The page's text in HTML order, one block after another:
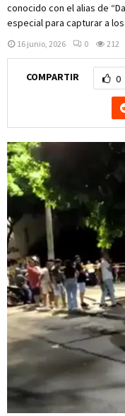
conocido con el alias de
especial para capturar a
16 junio, 2026 0 212
COMPARTIR 0